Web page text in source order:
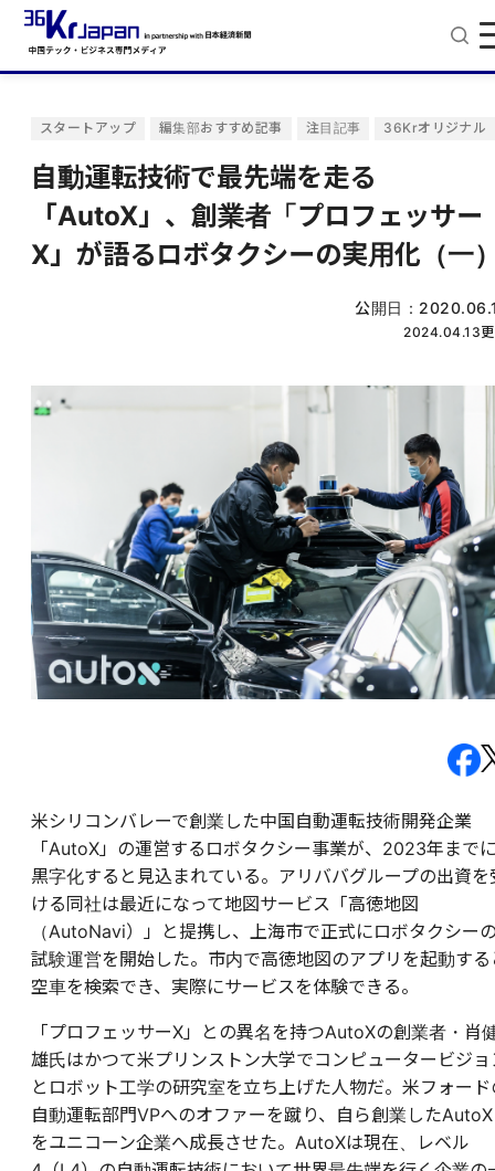
スタートアップ 編集部おすすめ記事 注目記事 36Krオリジナル
自動運転技術で最先端を走る
「AutoX」、創業者「プロフェッサー
X」が語るロボタクシーの実用化（一
公開日：
2024.04.13
米シリコンバレーで創業した中国自動運転技術開発企業
「AutoX」の運営するロボタクシー事業が、2023年まで
黒字化すると見込まれている。アリババグループの出資を
ける同社は最近になって地図サービス「高徳地図
（AutoNavi）」と提携し、上海市で正式にロボタクシー
試験運営を開始した。市内で高徳地図のアプリを起動する
空車を検索でき、実際にサービスを体験できる。
「プロフェッサーX」との異名を持つAutoXの創業者・肖
雄氏はかつて米プリンストン大学でコンピュータービジョ
とロボット工学の研究室を立ち上げた人物だ。米フォード
自動運転部門VPへのオファーを蹴り、自ら創業したAutoX
をユニコーン企業へ成長させた。AutoXは現在、レベル